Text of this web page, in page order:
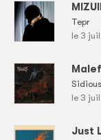
Tepr
le 3
Sidious
le 3
Just